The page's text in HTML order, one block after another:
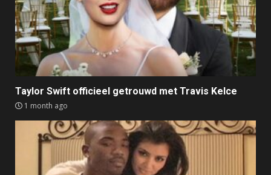
Taylor Swift officieel getrouwd met Travis Kelce
1 month ago